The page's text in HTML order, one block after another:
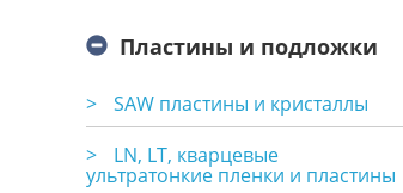
Пластины и подложки
>
SAW пластины и кристаллы
>
LN, LT, кварцевые
ультратонкие пленки и пластины